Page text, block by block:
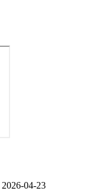
2026-04-23